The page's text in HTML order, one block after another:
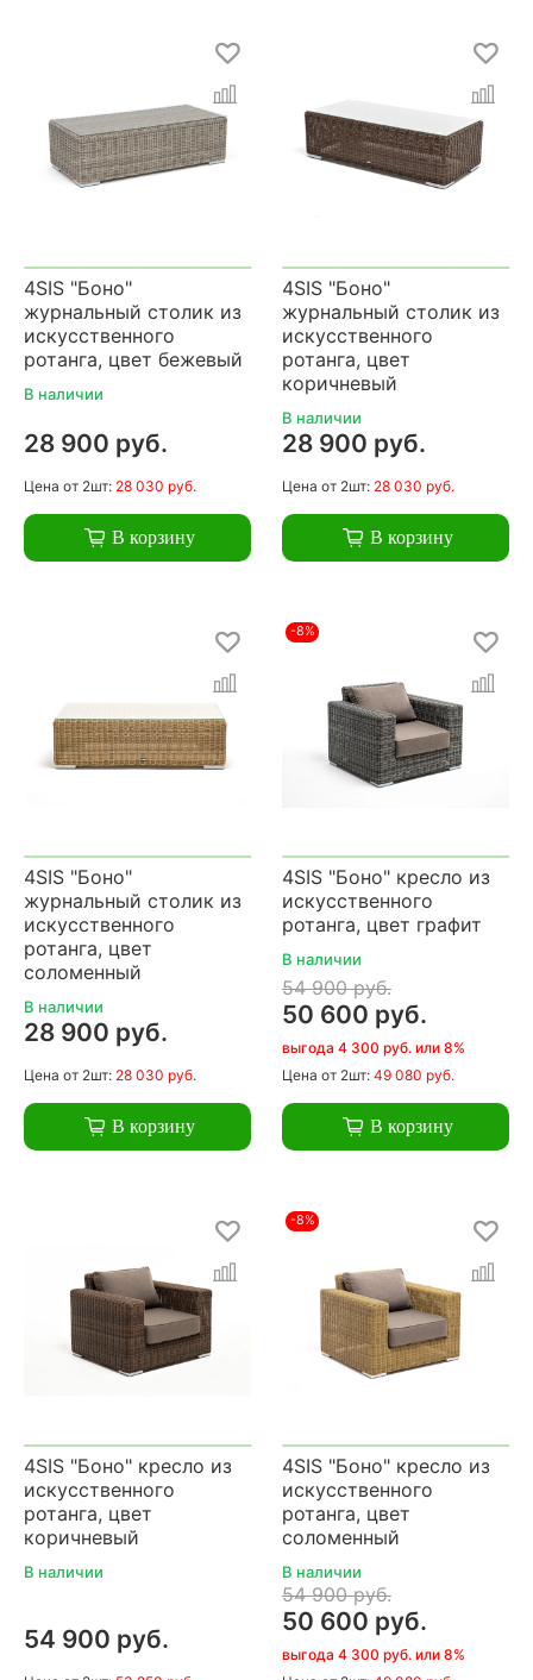
4SIS "Боно"
журнальный столик из
искусственного
ротанга, цвет бежевый
В наличии
28 900 руб.
Цена от 2шт: 28 030 руб.
В корзину
4SIS "Боно"
журнальный столик из
искусственного
ротанга, цвет
коричневый
В наличии
28 900 руб.
Цена от 2шт: 28 030 руб.
В корзину
4SIS "Боно"
журнальный столик из
искусственного
ротанга, цвет
соломенный
В наличии
28 900 руб.
Цена от 2шт: 28 030 руб.
В корзину
-8%
4SIS "Боно" кресло из
искусственного
ротанга, цвет графит
В наличии
54 900 руб.
50 600 руб.
выгода 4 300 руб. или 8%
Цена от 2шт: 49 080 руб.
В корзину
4SIS "Боно" кресло из
искусственного
ротанга, цвет
коричневый
В наличии
54 900 руб.
-8%
4SIS "Боно" кресло из
искусственного
ротанга, цвет
соломенный
В наличии
54 900 руб.
50 600 руб.
выгода 4 300 руб. или 8%